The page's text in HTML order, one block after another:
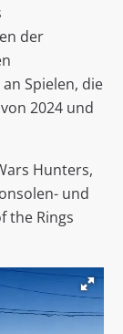
der
Spielen, die
2024 und
Hunters,
und
the Rings